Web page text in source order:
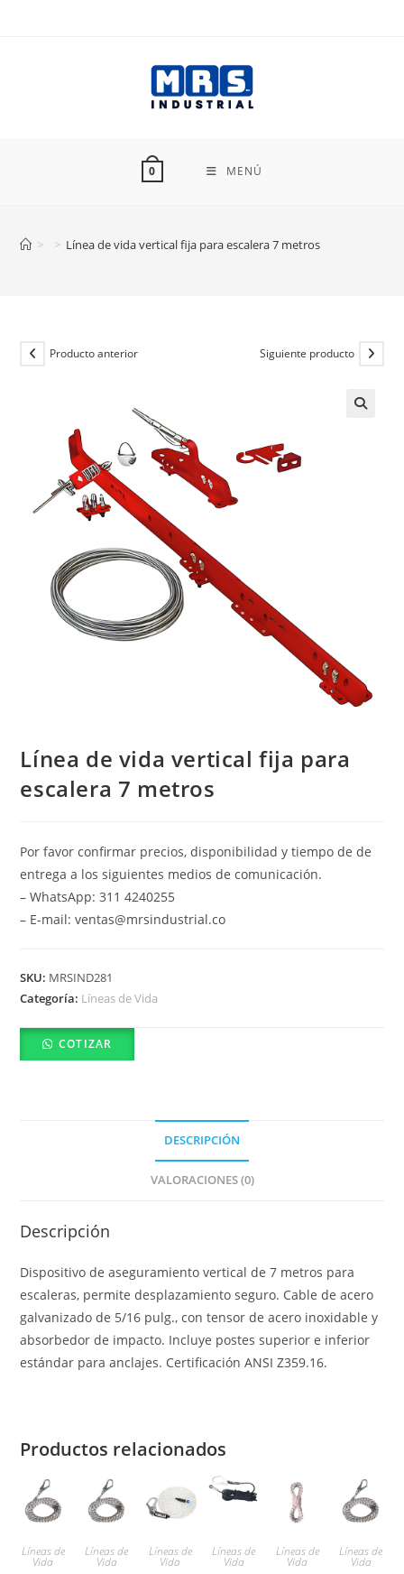
0 MENÚ
> > Línea de vida vertical fija para escalera 7 metros
Producto anterior Siguiente producto
Línea de vida vertical fija para
escalera 7 metros
Por favor confirmar precios, disponibilidad y tiempo de de
entrega a los siguientes medios de comunicación.
– WhatsApp: 311 4240255
– E-mail: ventas@mrsindustrial.co
SKU: MRSIND281
Categoría: Líneas de Vida
COTIZAR
DESCRIPCIÓN
VALORACIONES (0)
Descripción
Dispositivo de aseguramiento vertical de 7 metros para
escaleras, permite desplazamiento seguro. Cable de acero
galvanizado de 5/16 pulg., con tensor de acero inoxidable y
absorbedor de impacto. Incluye postes superior e inferior
estándar para anclajes. Certificación ANSI Z359.16.
Productos relacionados
Líneas de
Vida
Líneas de
Vida
Líneas de
Vida
Líneas de
Vida
Líneas de
Vida
Líneas de
Vida